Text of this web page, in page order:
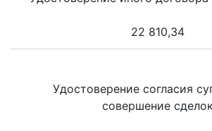
22 810,34
Удостоверение согласия
совершение сделок